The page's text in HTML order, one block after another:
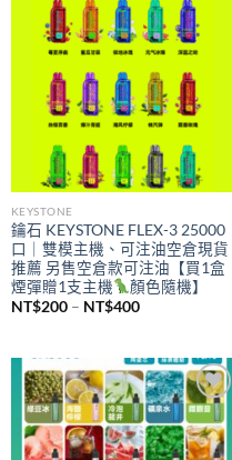
KEYSTONE
鑰石 KEYSTONE FLEX-3 25000
口｜雙模主機、可注油空倉現貨
推薦 另售空倉款可注油【買1盒
煙彈贈1支主機
顏色隨機】
NT$200 – NT$400價
NT$200
到
NT$400
Add to
wishlist